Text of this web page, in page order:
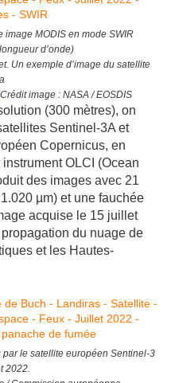
image MODIS en mode SWIR
d’onde)
Un exemple d’image du satellite
image : NASA / EOSDIS
(300 mètres), on
Sentinel-3A et
Copernicus, en
OLCI (Ocean
des images avec 21
µm) et une fauchée
acquise le 15 juillet
du nuage de
et les Hautes-
le satellite européen Sentinel-3
2022.